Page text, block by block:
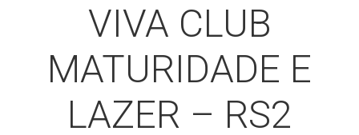
VIVA CLUB
MATURIDADE E
LAZER – RS2